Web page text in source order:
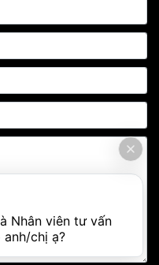
Nhân viên tư vấn
chị ạ?